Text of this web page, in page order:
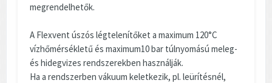
megrendelhetők.
A Flexvent úszós légtelenítőket a maximum 120°C
vízhőmérsékletű és maximum10 bar túlnyomású meleg-
és hidegvizes rendszerekben használják.
Ha a rendszerben vákuum keletkezik, pl. leürítésnél,